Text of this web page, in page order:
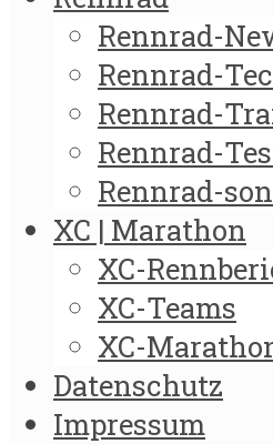
Rennrad-
Rennrad-
Rennrad-
Rennrad-
Rennrad-
XC | Marathon
XC-
XC-Teams
XC-
Datenschutz
Impressum